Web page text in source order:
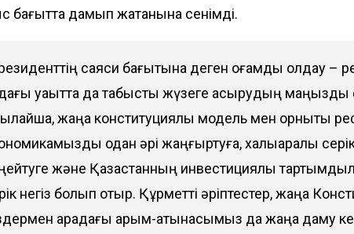
бағытта дамып жатқанына сенімді.
саяси бағытына деген қоғамдық қолдау –
уақытта да табысты жүзеге асырудың маңызды
жаңа конституциялық модель мен орнықты
одан әрі жаңғыртуға, халықаралық
және Қазақстанның инвестициялық
негіз болып отыр. Құрметті әріптестер, жаңа
арадағы қарым-қатынасымыз да жаңа даму